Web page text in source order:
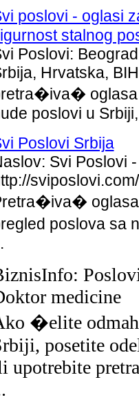
poslovi - oglasi
stalnog
Poslovi:
Hrvatska,
oglasa
poslovi u
Poslovi Srbija
Svi Poslovi
oglasa
poslova sa
medicine
�elite
posetite
upotrebite